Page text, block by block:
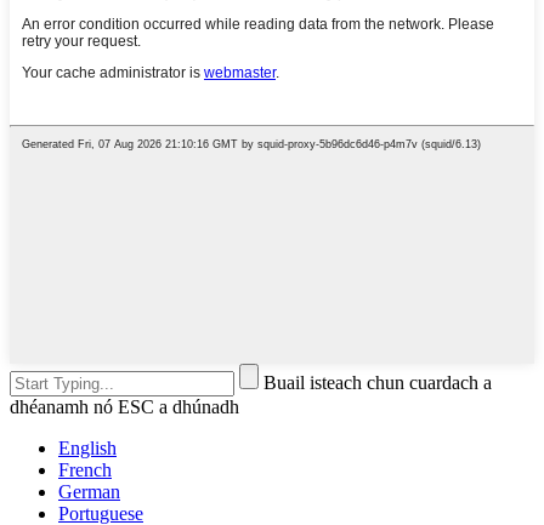
Buail isteach chun cuardach a
dhéanamh nó ESC a dhúnadh
English
French
German
Portuguese